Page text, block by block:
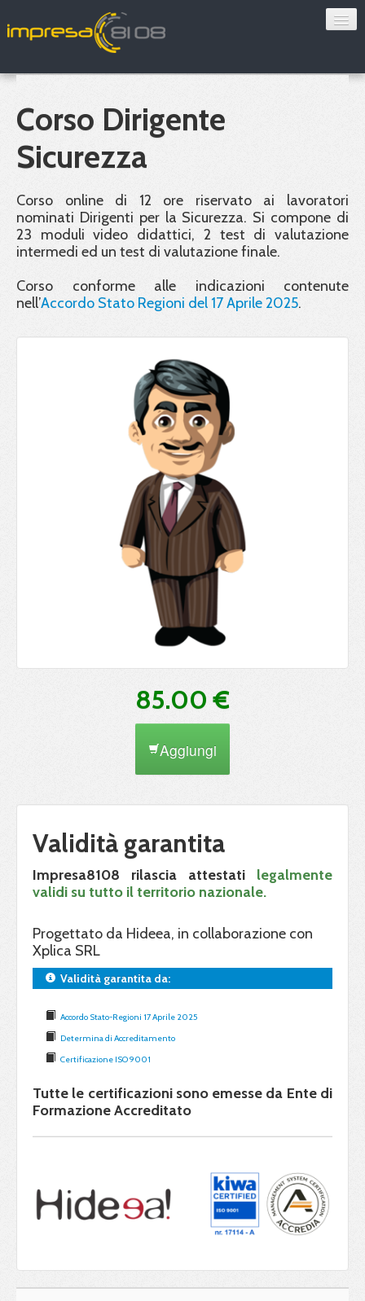
Sorveglianza sanitaria
Convenzioni
Chi siamo
Contatti
Verifica 8108
Corso Dirigente
Sicurezza
Corso online di 12 ore riservato ai lavoratori
nominati Dirigenti per la Sicurezza. Si compone di
23 moduli video didattici, 2 test di valutazione
intermedi ed un test di valutazione finale.
Corso conforme alle indicazioni contenute
nell’Accordo Stato Regioni del 17 Aprile 2025.
85.00 €
Aggiungi
Validità garantita
Impresa8108 rilascia attestati legalmente
validi su tutto il territorio nazionale.
Progettato da Hideea, in collaborazione con
Xplica SRL
Validità garantita da:
Accordo Stato-Regioni 17 Aprile 2025
Determina di Accreditamento
Certificazione ISO 9001
Tutte le certificazioni sono emesse da Ente di
Formazione Accreditato